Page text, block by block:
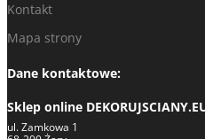
Kontakt
Mapa strony
Dane kontaktowe:
Sklep online
ul. Zamkowa 1